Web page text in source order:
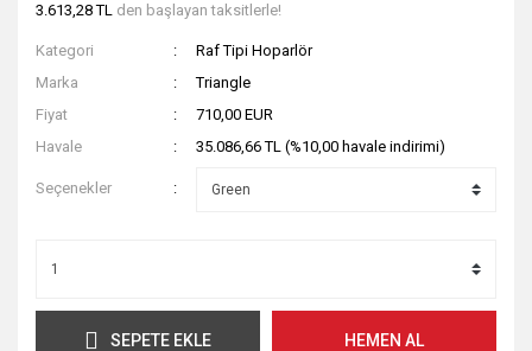
3.613,28 TL den başlayan taksitlerle!
Kategori
Raf Tipi Hoparlör
Marka
Triangle
Fiyat
710,00 EUR
Havale
35.086,66 TL (%10,00 havale indirimi)
Seçenekler
SEPETE EKLE HEMEN AL